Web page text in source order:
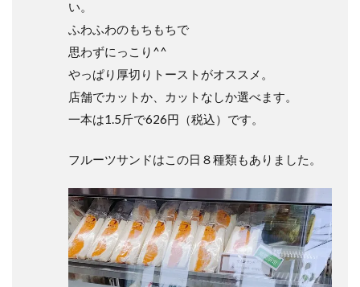
い。
ふわふわのもちもちで
思わずにっこり^^
やっぱり厚切りトーストがオススメ。
店舗でカットか、カットなしか選べます。
一本は1.5斤で626円（税込）です。
フルーツサンドはこの日８種類もありました。